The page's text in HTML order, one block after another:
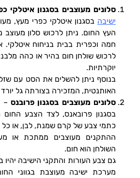
סלונים מעוצבים בסגנון איטלקי
ישיבה בסגנון איטלקי כפרי מעץ,
העץ החום. ניתן לרכוש סלון מעוצב
חמה וכפרית בבית בניחוח איטלקי.
לרכוש שולחן חום בהיר או כהה
יוקרתיות.
בנוסף ניתן להשלים את הסט עם
האותנטית, המזכירה בצורתה גל יורד
סלונים מעוצבים בסגנון פרובנס –
בסגנון פרובאנס, לצד הצבע החום
כתמי צבע של קרם שמנת, לבן, או
ההתקנים מעוצבים ממתכת או
השולחן הוא חום.
גם צבע העורות והתקני הישיבה
מערכת ישיבה מעוצבת בגווני